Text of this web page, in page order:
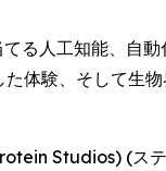
る人工知能、自
体験、そして生
Studios) (ス